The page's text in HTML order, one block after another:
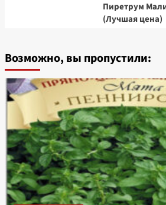
Пиретрум
(Лучшая цена)
Возможно, вы пропустили: